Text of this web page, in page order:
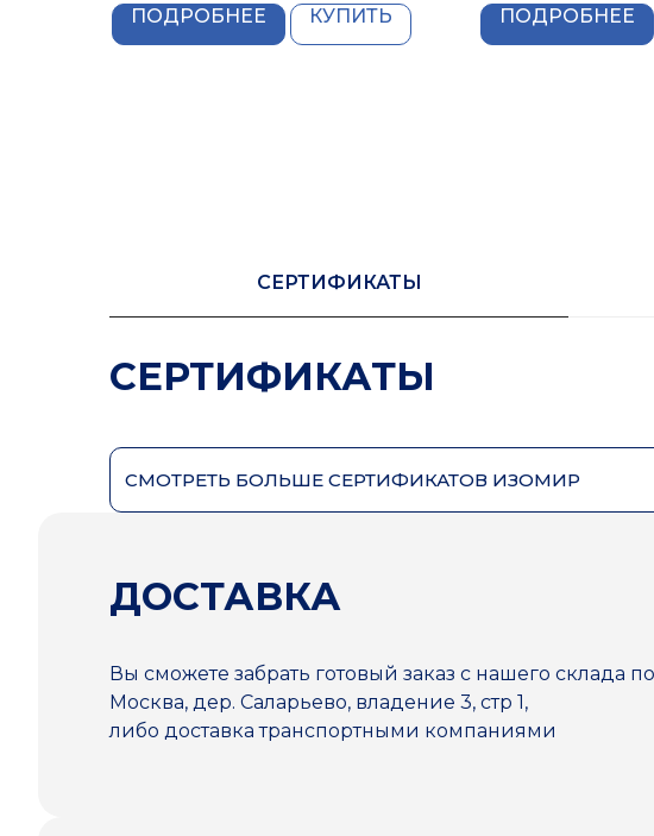
ПОДРОБНЕЕ КУПИТЬ ПОДРОБНЕЕ
СЕРТИФИКАТЫ
СЕРТИФИКАТЫ
СМОТРЕТЬ БОЛЬШЕ СЕРТИФИКАТОВ ИЗОМИР
ДОСТАВКА
Вы сможете забрать готовый заказ с нашего склада
Москва, дер. Саларьево, владение 3, стр 1,
либо доставка транспортными компаниями